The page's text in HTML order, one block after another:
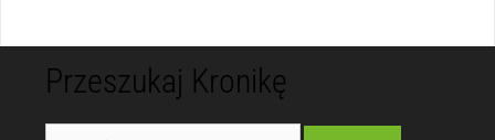
Przeszukaj Kronikę